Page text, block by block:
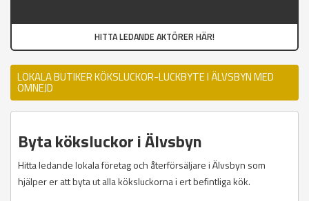
HITTA LEDANDE AKTÖRER HÄR!
LOKALA BUTIKER KÖKSLUCKOR-LUCKBYTE I ÄLVSBYN MED
OMNEJD
Byta köksluckor i Älvsbyn
Hitta ledande lokala företag och återförsäljare i Älvsbyn som
hjälper er att byta ut alla köksluckorna i ert befintliga kök.